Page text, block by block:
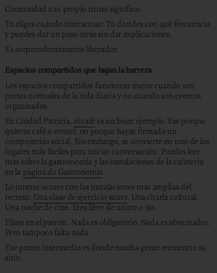
Comunidad a tu propio ritmo significa:
Tú eliges cuándo interactuar. Tú decides con qué frecuencia
y puedes dar un paso atrás sin dar explicaciones.
Es sorprendentemente liberador.
Espacios compartidos que bajan la barrera
Los espacios compartidos funcionan mejor cuando son
partes normales de la vida diaria y no cuando son eventos
organizados.
En Ciudad Patricia, el café es un buen ejemplo. Vas porque
quieres café o comer, no porque hayas firmado un
compromiso social. Sin embargo, se convierte en uno de los
lugares más fáciles para iniciar conversación. Puedes leer
más sobre la gastronomía y las instalaciones de la cafetería
en la página de Gastronomía.
Lo mismo ocurre con las instalaciones más amplias del
recinto. Una clase de ejercicio suave. Una charla cultural.
Una noche de cine. Eres libre de unirte o no.
Fíjate en el patrón. Nada es obligatorio. Nada es abrumador.
Pero tampoco falta nada.
Ese punto intermedio es donde mucha gente encuentra su
sitio.